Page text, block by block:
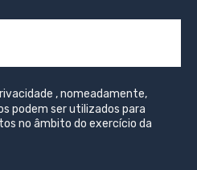
, nomeadamente,
podem ser utilizados para
no âmbito do exercício da